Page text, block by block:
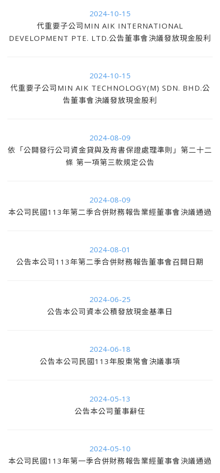
2024-10-15
代重要子公司MIN AIK INTERNATIONAL
DEVELOPMENT PTE. LTD.公告董事會決議發放現金股利
2024-10-15
代重要子公司MIN AIK TECHNOLOGY(M) SDN. BHD.公
告董事會決議發放現金股利
2024-08-09
依「公開發行公司資金貸與及背書保證處理準則」第二十二
條 第一項第三款規定公告
2024-08-09
本公司民國113年第二季合併財務報告業經董事會決議通過
2024-08-01
公告本公司113年第二季合併財務報告董事會召開日期
2024-06-25
公告本公司資本公積發放現金基準日
2024-06-18
公告本公司民國113年股東常會決議事項
2024-05-13
公告本公司董事辭任
2024-05-10
本公司民國113年第一季合併財務報告業經董事會決議通過